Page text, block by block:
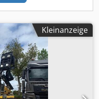
Kleinanzeige